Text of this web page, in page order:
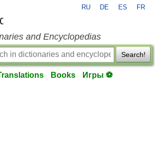
RU DE ES FR
and Encyclopedias
Search!
Books Игры ⚽